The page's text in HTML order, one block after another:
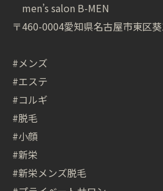
men’s salon B-MEN
〒460-0004愛知県名古屋市東区
#メンズ
#エステ
#コルギ
#脱毛
#小顔
#新栄
#新栄メンズ脱毛